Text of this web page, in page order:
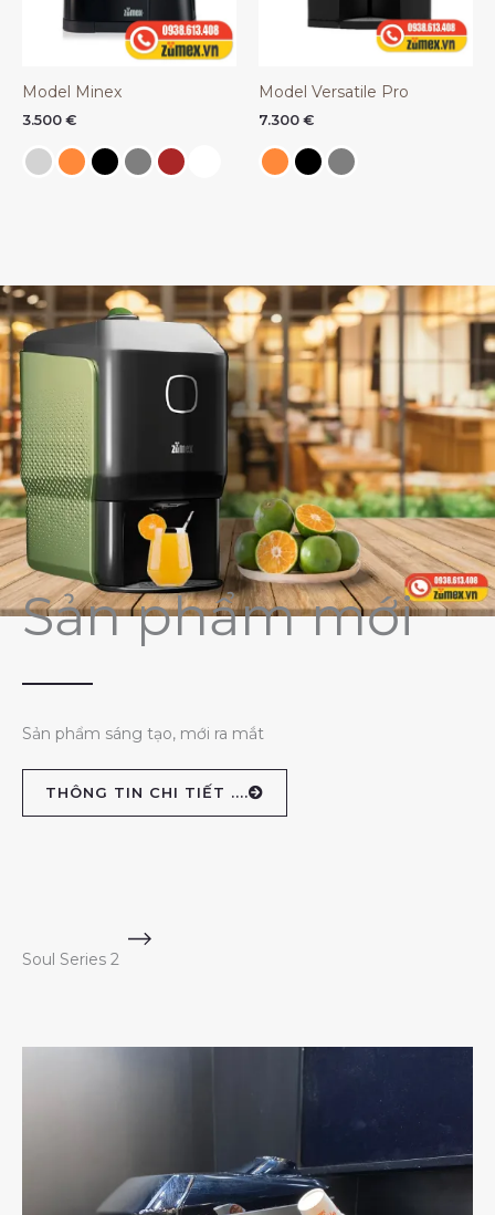
Model Minex
3.500 €
Model Versatile Pro
7.300 €
Sản phẩm mới
Sản phẩm sáng tạo, mới ra mắt
THÔNG TIN CHI TIẾT ....
Soul Series 2